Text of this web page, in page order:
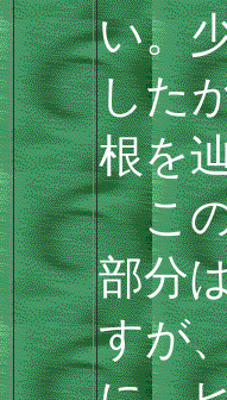
い。
した
根を
この
部分
すが